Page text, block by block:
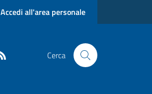
Accedi all'area personale
Cerca